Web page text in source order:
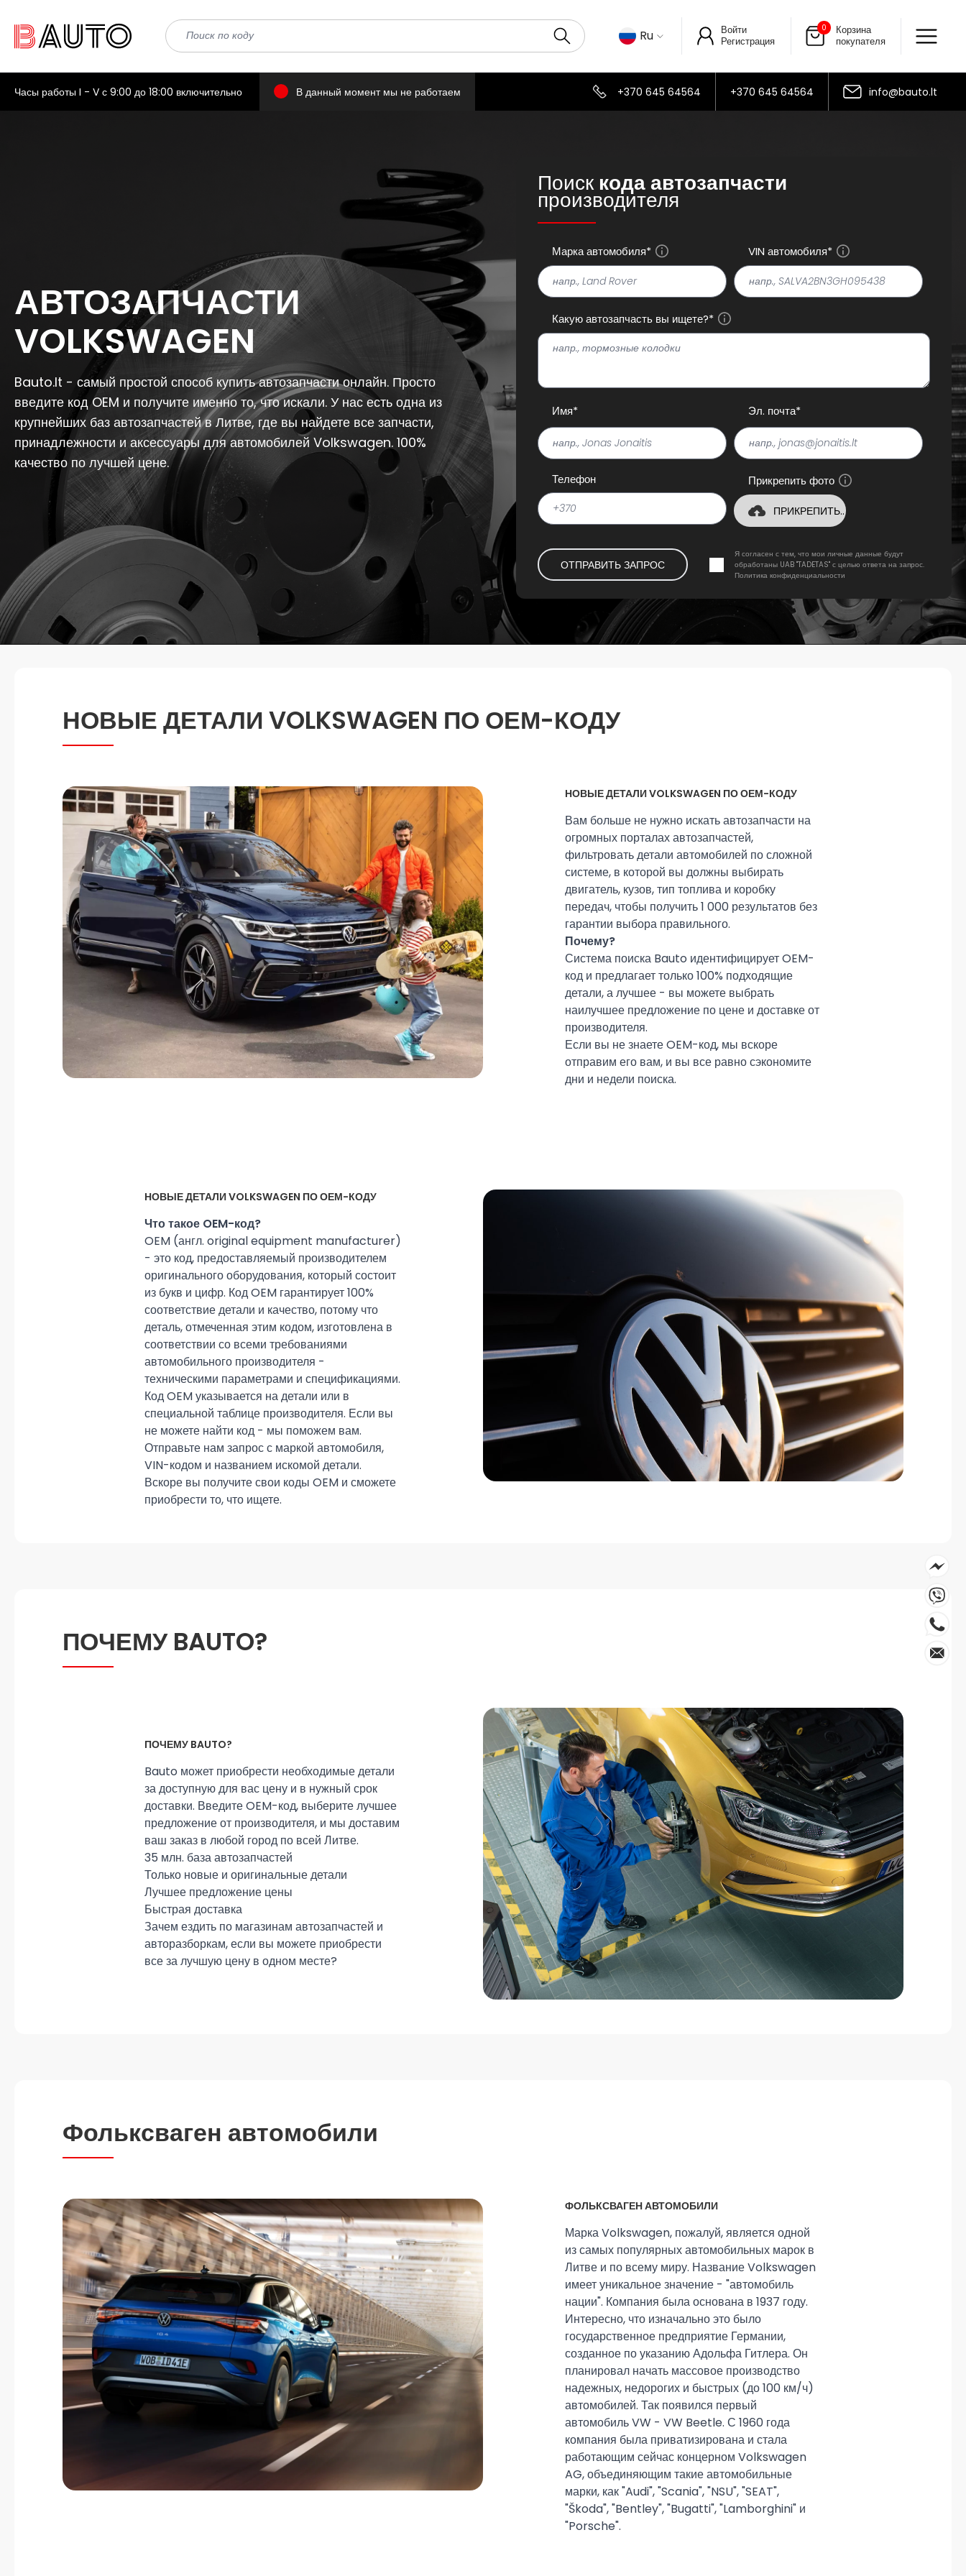
Ru
Войти
Регистрация
0
Корзина
покупателя
Часы работы I - V с 9:00 до 18:00 включительно В данный момент мы не работаем +370 645 64564 +370 645 64564 info@bauto.lt
АВТОЗАПЧАСТИ
VOLKSWAGEN
Bauto.lt - самый простой способ купить автозапчасти онлайн. Просто
введите код OEM и получите именно то, что искали. У нас есть одна из
крупнейших баз автозапчастей в Литве, где вы найдете все запчасти,
принадлежности и аксессуары для автомобилей Volkswagen. 100%
качество по лучшей цене.
Поиск кода автозапчасти
производителя
Марка автомобиля* VIN автомобиля*
Какую автозапчасть вы ищете?*
Имя* Эл. почта*
Телефон Прикрепить фото
ПРИКРЕПИТЬ..
ОТПРАВИТЬ ЗАПРОС
Я согласен с тем, что мои личные данные будут
обработаны UAB "TADETAS" с целью ответа на запрос.
Политика конфиденциальности
НОВЫЕ ДЕТАЛИ VOLKSWAGEN ПО ОЕМ-КОДУ
НОВЫЕ ДЕТАЛИ VOLKSWAGEN ПО ОЕМ-КОДУ
Вам больше не нужно искать автозапчасти на
огромных порталах автозапчастей,
фильтровать детали автомобилей по сложной
системе, в которой вы должны выбирать
двигатель, кузов, тип топлива и коробку
передач, чтобы получить 1 000 результатов без
гарантии выбора правильного.
Почему?
Система поиска Bauto идентифицирует OEM-
код и предлагает только 100% подходящие
детали, а лучшее - вы можете выбрать
наилучшее предложение по цене и доставке от
производителя.
Если вы не знаете OEM-код, мы вскоре
отправим его вам, и вы все равно сэкономите
дни и недели поиска.
НОВЫЕ ДЕТАЛИ VOLKSWAGEN ПО ОЕМ-КОДУ
Что такое OEM-код?
OEM (англ. original equipment manufacturer)
- это код, предоставляемый производителем
оригинального оборудования, который состоит
из букв и цифр. Код OEM гарантирует 100%
соответствие детали и качество, потому что
деталь, отмеченная этим кодом, изготовлена в
соответствии со всеми требованиями
автомобильного производителя -
техническими параметрами и спецификациями.
Код OEM указывается на детали или в
специальной таблице производителя. Если вы
не можете найти код - мы поможем вам.
Отправьте нам запрос с маркой автомобиля,
VIN-кодом и названием искомой детали.
Вскоре вы получите свои коды OEM и сможете
приобрести то, что ищете.
ПОЧЕМУ BAUTO?
ПОЧЕМУ BAUTO?
Bauto может приобрести необходимые детали
за доступную для вас цену и в нужный срок
доставки. Введите OEM-код, выберите лучшее
предложение от производителя, и мы доставим
ваш заказ в любой город по всей Литве.
35 млн. база автозапчастей
Только новые и оригинальные детали
Лучшее предложение цены
Быстрая доставка
Зачем ездить по магазинам автозапчастей и
авторазборкам, если вы можете приобрести
все за лучшую цену в одном месте?
Фольксваген автомобили
ФОЛЬКСВАГЕН АВТОМОБИЛИ
Марка Volkswagen, пожалуй, является одной
из самых популярных автомобильных марок в
Литве и по всему миру. Название Volkswagen
имеет уникальное значение - "автомобиль
нации". Компания была основана в 1937 году.
Интересно, что изначально это было
государственное предприятие Германии,
созданное по указанию Адольфа Гитлера. Он
планировал начать массовое производство
надежных, недорогих и быстрых (до 100 км/ч)
автомобилей. Так появился первый
автомобиль VW - VW Beetle. С 1960 года
компания была приватизирована и стала
работающим сейчас концерном Volkswagen
AG, объединяющим такие автомобильные
марки, как "Audi", "Scania", "NSU", "SEAT",
"Škoda", "Bentley", "Bugatti", "Lamborghini" и
"Porsche".